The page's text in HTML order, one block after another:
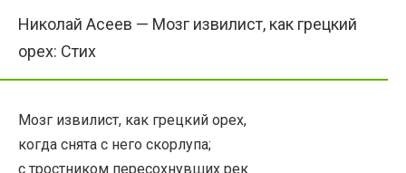
Николай Асеев — Мозг извилист, как грецкий
орех: Стих
Мозг извилист, как грецкий орех,
когда снята с него скорлупа;
с тростником пересохнувших рек